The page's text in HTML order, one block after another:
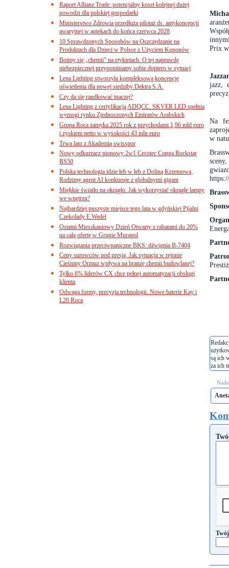
Prix
jazz,
Na
w
są ich
za ich
Raport Allianz Trade: potencjalny koszt kolejnej dużej
powodzi dla polskiej gospodarki
Ministerstwo Zdrowia przedłuża pilotaż ds. antykoncepcji
awaryjnej w aptekach do końca czerwca 2028
10 Sprawdzonych Sposobów na Oszczędzanie na
Produktach dla Dzieci w Polsce z Użyciem Kuponów
Boimy się „chemii” na etykietach. O tej naprawdę
niebezpiecznej przypominamy sobie dopiero w sytuacj
Lena Lighting stworzyła kompleksową koncepcję
oświetlenia dla nowej siedziby Dektra S.A.
Czy da się randkować inaczej?
Lena Lighting z certyfikacją ADQCC. SKVER LED spełnia
wymogi rynku Zjednoczonych Emiratów Arabskich
Grupa Roca zamyka 2025 rok z przychodami 1,96 mld euro
i zyskiem netto w wysokości 43 mln euro
Trwa lato z Akademią swisspor
Nowy odkurzacz pionowy 2w1 Cecotec Conga Rockstar
RS50
Polska technologia idzie łeb w łeb z Doliną Krzemową.
Rodzimy agent AI konkuruje z globalnymi gigant
Miękkie światło na okrągło. Jak wykorzystać okrągłe lampy
we wnętrzu?
Najbardziej puszyste miejsce tego lata w gdyńskiej Pijalni
Czekolady E.Wedel
Ostatni Mieszkaniowy Dzień Otwarty z rabatami do 20%
na całą ofertę w Grupie Murapol
Rozwiązania przeciwpaniczne BKS: dźwignia B-7404
Ceny surowców pod presją. Jak sytuacja w rejonie
Cieśniny Ormuz wpływa na branżę chemii budowlanej?
Tylko 6% liderów CX chce pełnej automatyzacji obsługi
klienta
Odwaga formy, precyzja technologii. Nowe baterie Kay i
L20 Roca